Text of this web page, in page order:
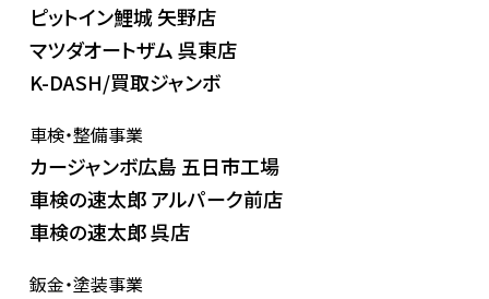
ピットイン鯉城 矢野店
マツダオートザム 呉東店
K-DASH/買取ジャンボ
車検・整備事業
カージャンボ広島 五日市工場
車検の速太郎 アルパーク前店
車検の速太郎 呉店
鈑金・塗装事業